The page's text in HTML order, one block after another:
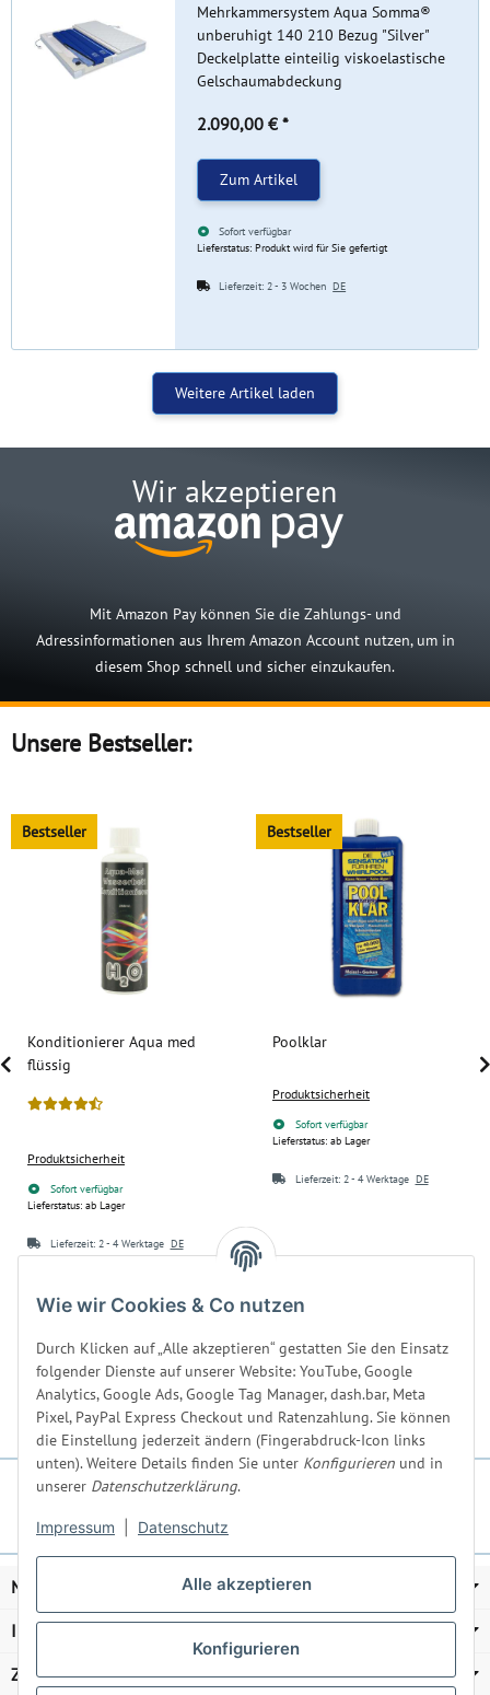
Alle akzeptieren
Konfigurieren
Wie wir Cookies & Co nutzen
Durch Klicken auf „Alle akzeptieren“ gestatten Sie den Einsatz
folgender Dienste auf unserer Website: YouTube, Google
Analytics, Google Ads, Google Tag Manager, dash.bar, Meta
Pixel, PayPal Express Checkout und Ratenzahlung. Sie können
die Einstellung jederzeit ändern (Fingerabdruck-Icon links
unten). Weitere Details finden Sie unter Konfigurieren und in
unserer Datenschutzerklärung.
Impressum Datenschutz
Mehrkammersystem Aqua Somma®
unberuhigt 140 210 Bezug "Silver"
Deckelplatte einteilig viskoelastische
Gelschaumabdeckung
2.090,00 € *
Zum Artikel
Sofort verfügbar
Lieferstatus: Produkt wird für Sie gefertigt
Lieferzeit:2 - 3 WochenDE
Weitere Artikel laden
Wir akzeptieren
Mit Amazon Pay können Sie die Zahlungs- und
Adressinformationen aus Ihrem Amazon Account nutzen, um in
diesem Shop schnell und sicher einzukaufen.
Unsere Bestseller:
Bestseller
Konditionierer Aqua med
flüssig
Produktsicherheit
Sofort verfügbar
Lieferstatus: ab Lager
Lieferzeit: 2 - 4 Werktage DE
39,60 € pro 1 l
Bestseller
Poolklar
Produktsicherheit
Sofort verfügbar
Lieferstatus: ab Lager
Lieferzeit: 2 - 4 Werktage DE
24,90 € pro 1 l
MEISEL & GERKEN
Informationen
Zahlung und Versand